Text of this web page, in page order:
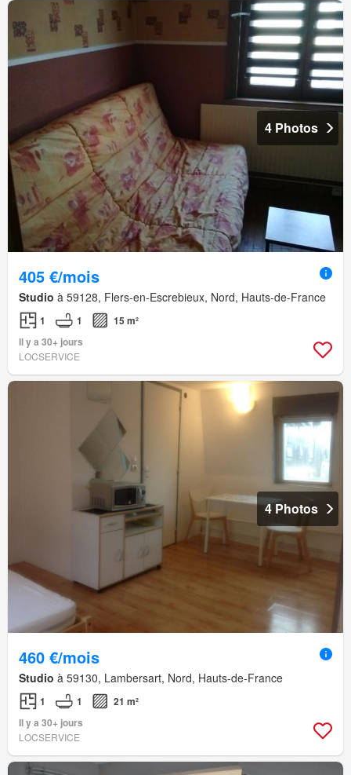
4 Photos
405 €/mois
Studio à 59128, Flers-en-Escrebieux, Nord, Hauts-de-France
1 1
15 m²
Il y a 30+ jours
LOCSERVICE
4 Photos
460 €/mois
Studio à 59130, Lambersart, Nord, Hauts-de-France
1 1
21 m²
Il y a 30+ jours
LOCSERVICE